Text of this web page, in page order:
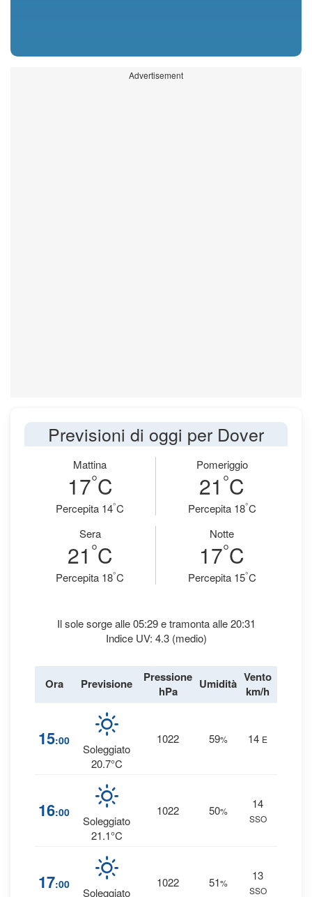
Advertisement
Previsioni di oggi per Dover
Mattina
17°C
Percepita 14°C
Pomeriggio
21 °C
Percepita 18°C
Sera
21 °C
Percepita 18°C
Notte
17°C
Percepita 15°C
Il sole sorge alle 05:29 e tramonta alle 20:31
Indice UV: 4.3 (medio)
Ora Previsione
Pressione
hPa
Umidità Vento
km/h
15:00
Soleggiato
20.7°C
1022 59% 14 E
16:00
Soleggiato
21.1°C
1022 50%
14
SSO
17:00
Soleggiato
1022 51%
13
SSO